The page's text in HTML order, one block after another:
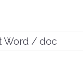
Word / doc